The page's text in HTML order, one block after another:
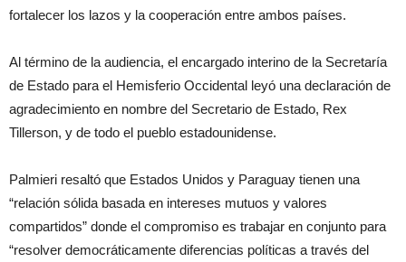
fortalecer los lazos y la cooperación entre ambos países.
Al término de la audiencia, el encargado interino de la Secretaría
de Estado para el Hemisferio Occidental leyó una declaración de
agradecimiento en nombre del Secretario de Estado, Rex
Tillerson, y de todo el pueblo estadounidense.
Palmieri resaltó que Estados Unidos y Paraguay tienen una
“relación sólida basada en intereses mutuos y valores
compartidos” donde el compromiso es trabajar en conjunto para
“resolver democráticamente diferencias políticas a través del